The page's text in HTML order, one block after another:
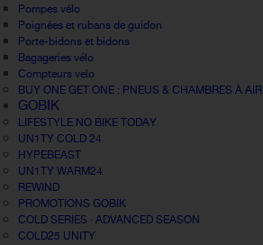
Pompes vélo
Poignées et rubans de guidon
Porte-bidons et bidons
Bagageries vélo
Compteurs velo
BUY ONE GET ONE : PNEUS & CHAMBRES À AIR
GOBIK
LIFESTYLE NO BIKE TODAY
UN1TY COLD 24
HYPEBEAST
UN1TY WARM24
REWIND
PROMOTIONS GOBIK
COLD SERIES · ADVANCED SEASON
COLD25 UNITY